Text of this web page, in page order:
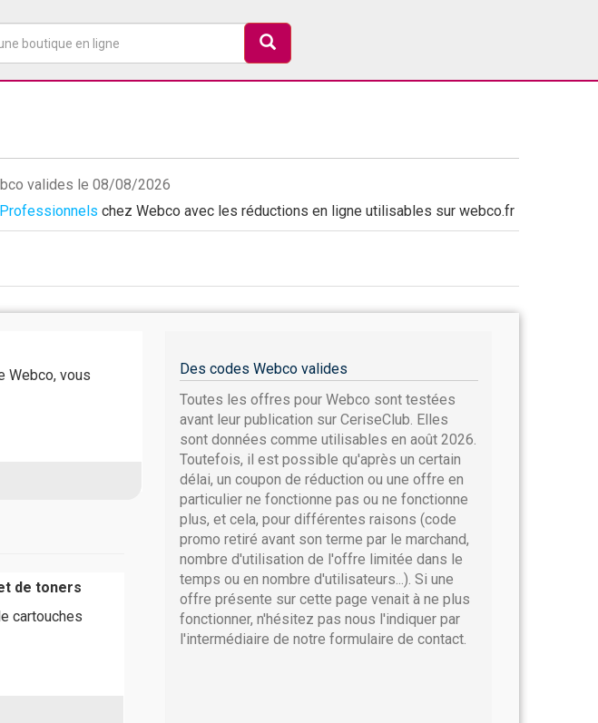
valides le 08/08/2026
chez Webco avec les réductions en ligne utilisables sur webco.fr
Webco, vous
de toners
cartouches
Des codes Webco valides
Toutes les offres pour Webco sont testées
avant leur publication sur CeriseClub. Elles
sont données comme utilisables en août 2026.
Toutefois, il est possible qu'après un certain
délai, un coupon de réduction ou une offre en
particulier ne fonctionne pas ou ne fonctionne
plus, et cela, pour différentes raisons (code
promo retiré avant son terme par le marchand,
nombre d'utilisation de l'offre limitée dans le
temps ou en nombre d'utilisateurs...). Si une
offre présente sur cette page venait à ne plus
fonctionner, n'hésitez pas nous l'indiquer par
l'intermédiaire de notre formulaire de contact.